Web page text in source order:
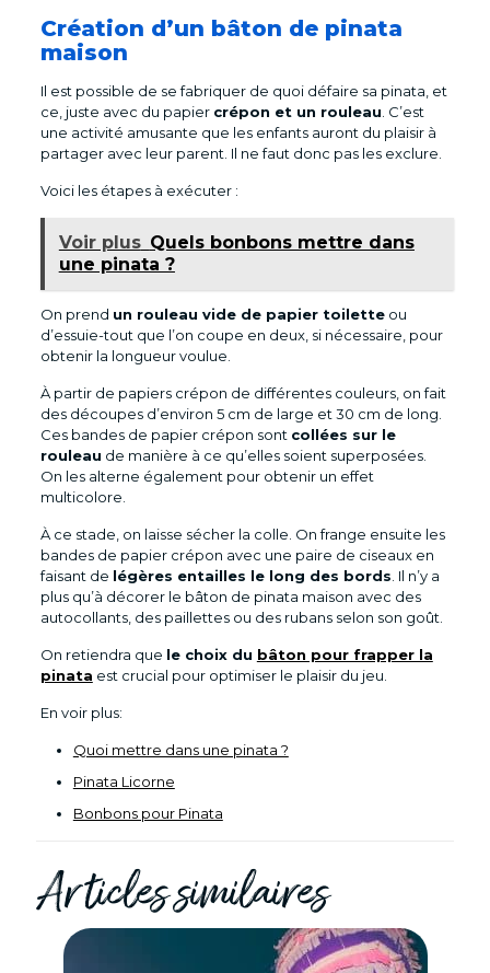
Création d’un bâton de pinata
maison
Il est possible de se fabriquer de quoi défaire sa pinata, et
ce, juste avec du papier crépon et un rouleau . C’est
une activité amusante que les enfants auront du plaisir à
partager avec leur parent. Il ne faut donc pas les exclure.
Voici les étapes à exécuter :
Voir plus Quels bonbons mettre dans
une pinata ?
On prend un rouleau vide de papier toiletteou
d’essuie-tout que l’on coupe en deux, si nécessaire, pour
obtenir la longueur voulue.
À partir de papiers crépon de différentes couleurs, on fait
des découpes d’environ 5 cm de large et 30 cm de long.
Ces bandes de papier crépon sont collées sur le
rouleau de manière à ce qu’elles soient superposées.
On les alterne également pour obtenir un effet
multicolore.
À ce stade, on laisse sécher la colle. On frange ensuite les
bandes de papier crépon avec une paire de ciseaux en
faisant de légères entailles le long des bords . Il n’y a
plus qu’à décorer le bâton de pinata maison avec des
autocollants, des paillettes ou des rubans selon son goût.
On retiendra que le choix du bâton pour frapper la
pinata est crucial pour optimiser le plaisir du jeu.
En voir plus:
Quoi mettre dans une pinata ?
Pinata Licorne
Bonbons pour Pinata
Articles similaires